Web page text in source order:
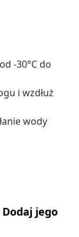
-30°C do
i wzdłuż
wody
Dodaj jego